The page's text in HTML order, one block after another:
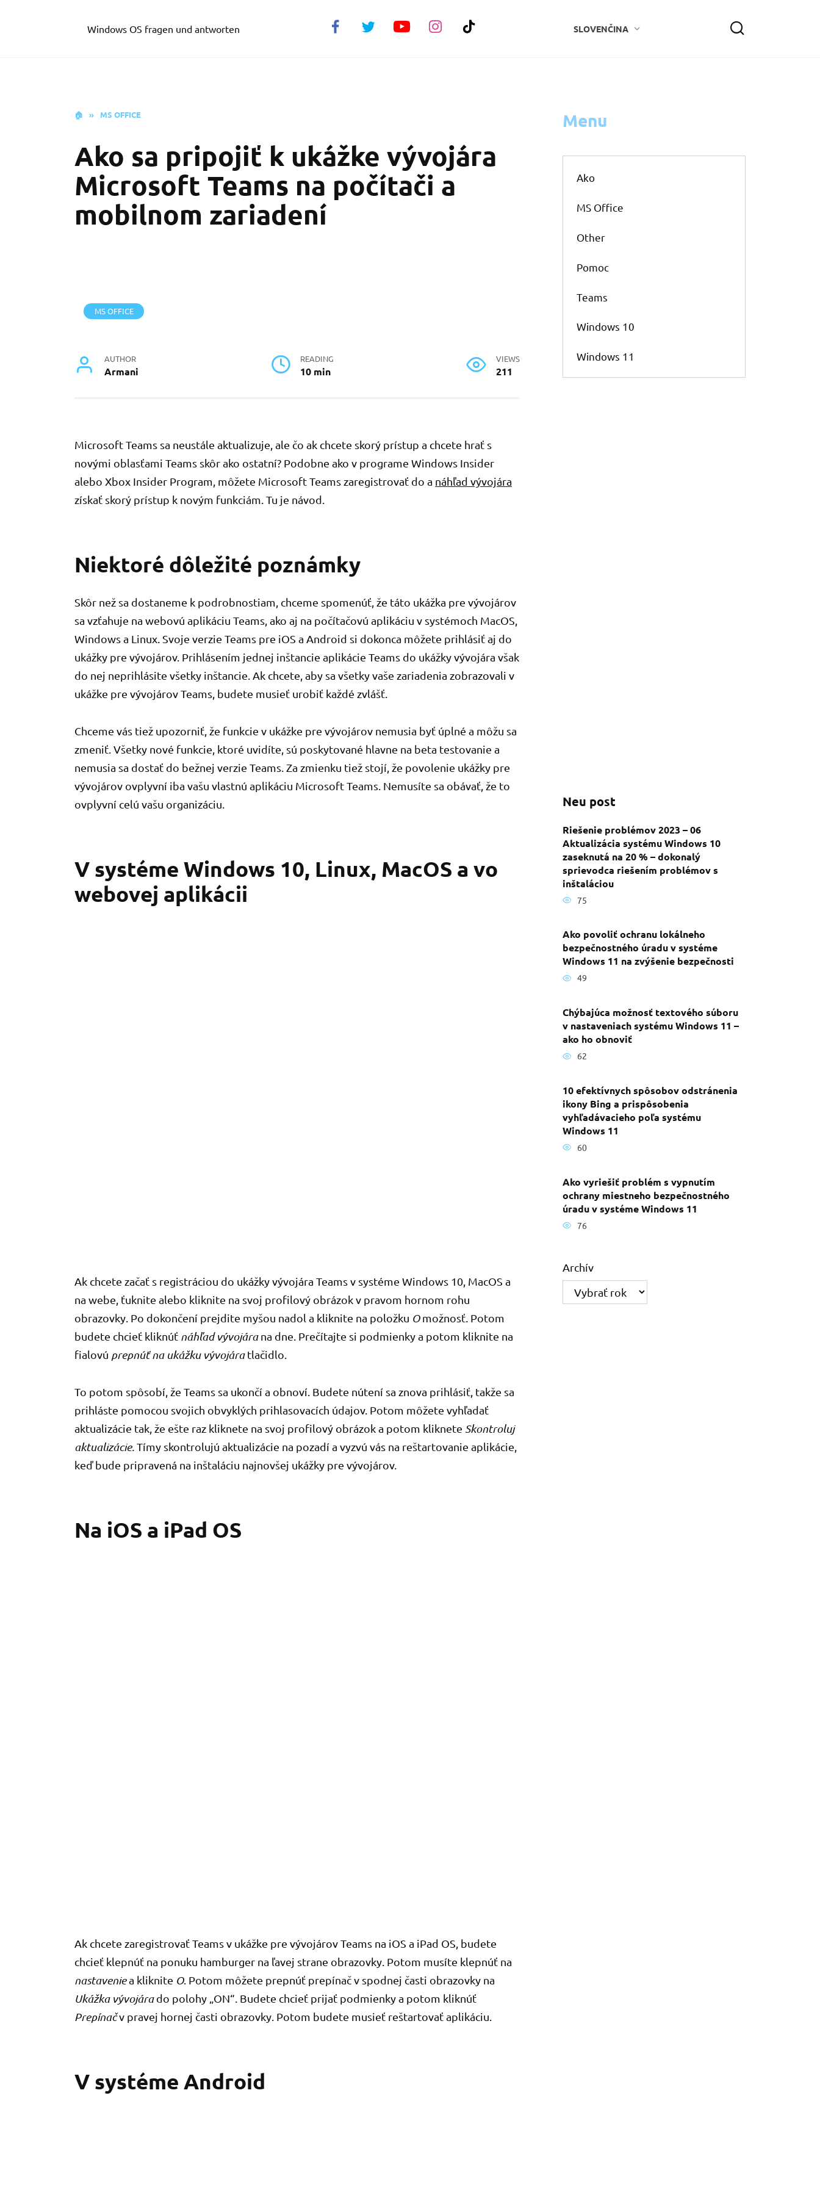
Windows OS fragen und antworten SLOVENČINA
🏠 » MS OFFICE
Ako sa pripojiť k ukážke vývojára
Microsoft Teams na počítači a
mobilnom zariadení
MS OFFICE
AUTHOR
Armani
READING
10 min
VIEWS
211
Microsoft Teams sa neustále aktualizuje, ale čo ak chcete skorý prístup a chcete hrať s
novými oblasťami Teams skôr ako ostatní? Podobne ako v programe Windows Insider
alebo Xbox Insider Program, môžete Microsoft Teams zaregistrovať do a náhľad vývojára
získať skorý prístup k novým funkciám. Tu je návod.
Niektoré dôležité poznámky
Skôr než sa dostaneme k podrobnostiam, chceme spomenúť, že táto ukážka pre vývojárov
sa vzťahuje na webovú aplikáciu Teams, ako aj na počítačovú aplikáciu v systémoch MacOS,
Windows a Linux. Svoje verzie Teams pre iOS a Android si dokonca môžete prihlásiť aj do
ukážky pre vývojárov. Prihlásením jednej inštancie aplikácie Teams do ukážky vývojára však
do nej neprihlásite všetky inštancie. Ak chcete, aby sa všetky vaše zariadenia zobrazovali v
ukážke pre vývojárov Teams, budete musieť urobiť každé zvlášť.
Chceme vás tiež upozorniť, že funkcie v ukážke pre vývojárov nemusia byť úplné a môžu sa
zmeniť. Všetky nové funkcie, ktoré uvidíte, sú poskytované hlavne na beta testovanie a
nemusia sa dostať do bežnej verzie Teams. Za zmienku tiež stojí, že povolenie ukážky pre
vývojárov ovplyvní iba vašu vlastnú aplikáciu Microsoft Teams. Nemusíte sa obávať, že to
ovplyvní celú vašu organizáciu.
V systéme Windows 10, Linux, MacOS a vo
webovej aplikácii
Ak chcete začať s registráciou do ukážky vývojára Teams v systéme Windows 10, MacOS a
na webe, ťuknite alebo kliknite na svoj profilový obrázok v pravom hornom rohu
obrazovky. Po dokončení prejdite myšou nadol a kliknite na položku Omožnosť. Potom
budete chcieť kliknúť náhľad vývojárana dne. Prečítajte si podmienky a potom kliknite na
fialovú prepnúť na ukážku vývojáratlačidlo.
To potom spôsobí, že Teams sa ukončí a obnoví. Budete nútení sa znova prihlásiť, takže sa
prihláste pomocou svojich obvyklých prihlasovacích údajov. Potom môžete vyhľadať
aktualizácie tak, že ešte raz kliknete na svoj profilový obrázok a potom kliknete Skontroluj
aktualizácie.Tímy skontrolujú aktualizácie na pozadí a vyzvú vás na reštartovanie aplikácie,
keď bude pripravená na inštaláciu najnovšej ukážky pre vývojárov.
Na iOS a iPad OS
Ak chcete zaregistrovať Teams v ukážke pre vývojárov Teams na iOS a iPad OS, budete
chcieť klepnúť na ponuku hamburger na ľavej strane obrazovky. Potom musíte klepnúť na
nastaveniea kliknite O. Potom môžete prepnúť prepínač v spodnej časti obrazovky na
Ukážka vývojárado polohy „ON“. Budete chcieť prijať podmienky a potom kliknúť
Prepínačv pravej hornej časti obrazovky. Potom budete musieť reštartovať aplikáciu.
V systéme Android
Menu
Ako
MS Office
Other
Pomoc
Teams
Windows 10
Windows 11
Neu post
Riešenie problémov 2023 – 06
Aktualizácia systému Windows 10
zaseknutá na 20 % – dokonalý
sprievodca riešením problémov s
inštaláciou
75
Ako povoliť ochranu lokálneho
bezpečnostného úradu v systéme
Windows 11 na zvýšenie bezpečnosti
49
Chýbajúca možnosť textového súboru
v nastaveniach systému Windows 11 –
ako ho obnoviť
62
10 efektívnych spôsobov odstránenia
ikony Bing a prispôsobenia
vyhľadávacieho poľa systému
Windows 11
60
Ako vyriešiť problém s vypnutím
ochrany miestneho bezpečnostného
úradu v systéme Windows 11
76
Archív